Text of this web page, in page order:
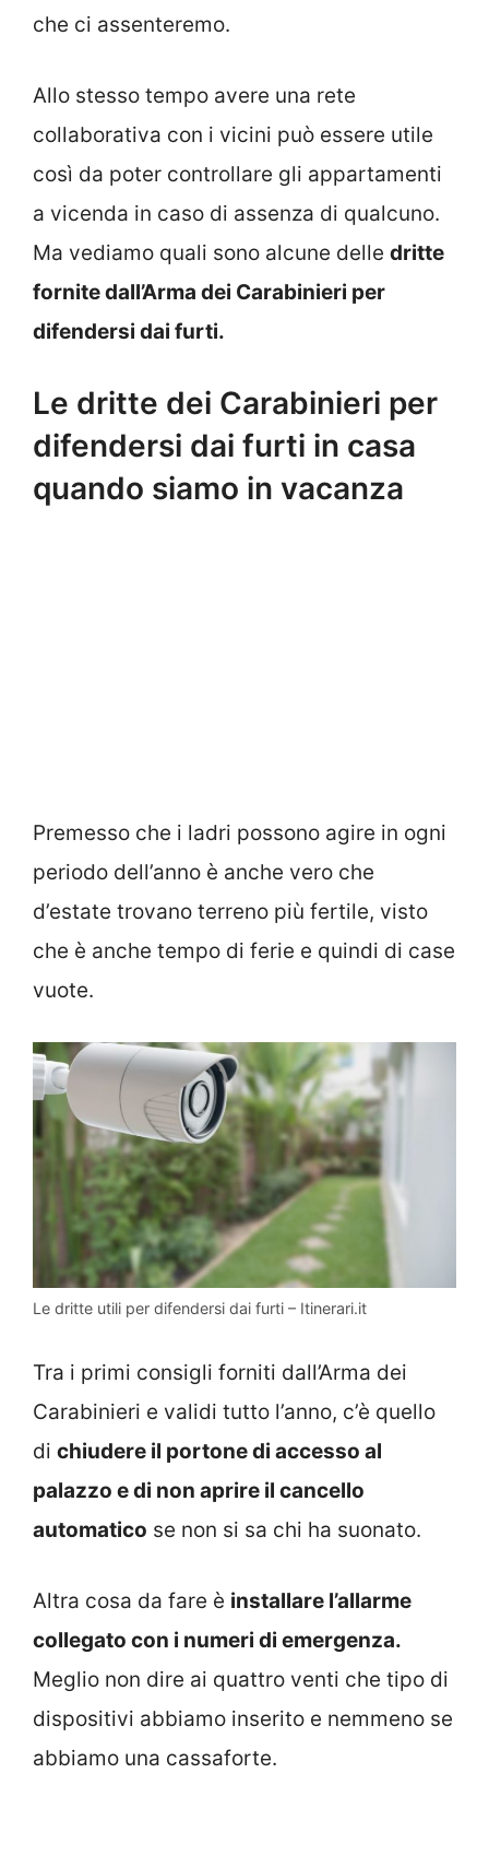
che ci assenteremo.
Allo stesso tempo avere una rete
collaborativa con i vicini può essere utile
così da poter controllare gli appartamenti
a vicenda in caso di assenza di qualcuno.
Ma vediamo quali sono alcune delle dritte
fornite dall’Arma dei Carabinieri per
difendersi dai furti.
Le dritte dei Carabinieri per
difendersi dai furti in casa
quando siamo in vacanza
Premesso che i ladri possono agire in ogni
periodo dell’anno è anche vero che
d’estate trovano terreno più fertile, visto
che è anche tempo di ferie e quindi di case
vuote.
Le dritte utili per difendersi dai furti – Itinerari.it
Tra i primi consigli forniti dall’Arma dei
Carabinieri e validi tutto l’anno, c’è quello
di chiudere il portone di accesso al
palazzo e di non aprire il cancello
automatico se non si sa chi ha suonato.
Altra cosa da fare è installare l’allarme
collegato con i numeri di emergenza.
Meglio non dire ai quattro venti che tipo di
dispositivi abbiamo inserito e nemmeno se
abbiamo una cassaforte.